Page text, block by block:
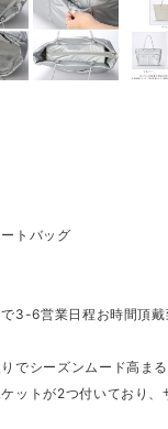
トバッグ
3-6営業日程お時間頂戴
でシーズンムード高ま
ットが2つ付いており、